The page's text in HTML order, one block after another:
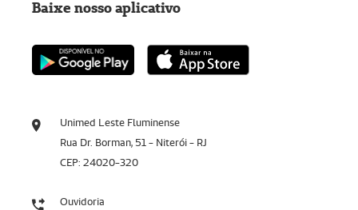
Unimed Leste Fluminense
Rua Dr. Borman, 51 - Niterói - RJ
CEP: 24020-320
Ouvidoria
Baixe nosso aplicativo